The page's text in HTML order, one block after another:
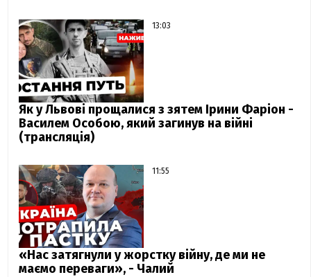
13:03
Як у Львові прощалися з зятем Ірини Фаріон -
Василем Особою, який загинув на війні
(трансляція)
11:55
«Нас затягнули у жорстку війну, де ми не
маємо переваги», - Чалий